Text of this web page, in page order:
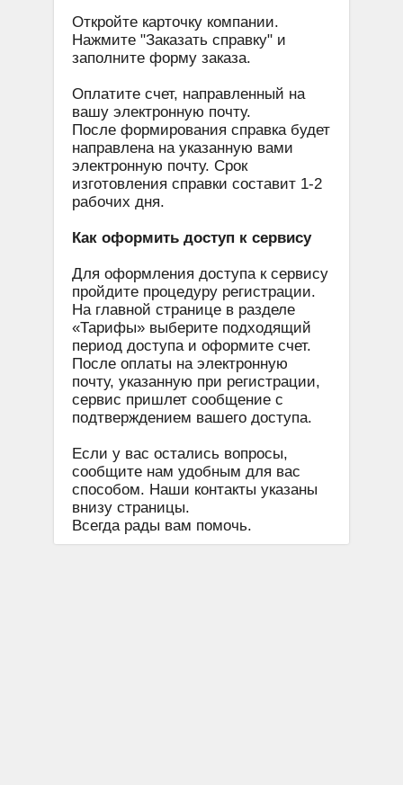
Откройте карточку компании.
Нажмите "Заказать справку" и
заполните форму заказа.
Оплатите счет, направленный на
вашу электронную почту.
После формирования справка будет
направлена на указанную вами
электронную почту. Срок
изготовления справки составит 1-2
рабочих дня.
Как оформить доступ к сервису
Для оформления доступа к сервису
пройдите процедуру регистрации.
На главной странице в разделе
«Тарифы» выберите подходящий
период доступа и оформите счет.
После оплаты на электронную
почту, указанную при регистрации,
сервис пришлет сообщение с
подтверждением вашего доступа.
Если у вас остались вопросы,
сообщите нам удобным для вас
способом. Наши контакты указаны
внизу страницы.
Всегда рады вам помочь.